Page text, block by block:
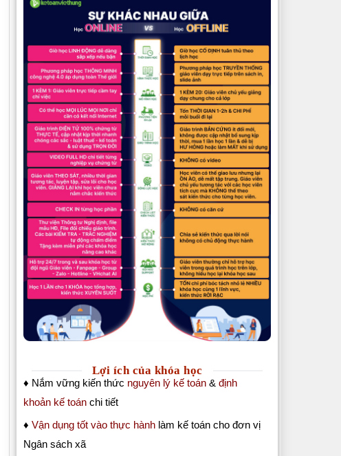
Lợi ích của khóa học
♦ Nắm vững kiến thức nguyên lý kế toán & định
khoản kế toán chi tiết
♦ Vận dụng tốt vào thực hành làm kế toán cho đơn vị
Ngân sách xã